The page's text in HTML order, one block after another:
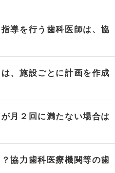
導を行う歯科医師は、協
、施設ごとに計画を作成
月２回に満たない場合は
協力歯科医療機関等の歯